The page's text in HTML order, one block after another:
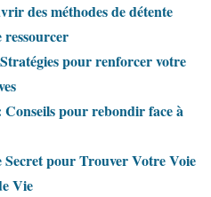
des méthodes de détente
ressourcer
pour renforcer votre
pour rebondir face à
Secret pour Trouver Votre Voie
Vie